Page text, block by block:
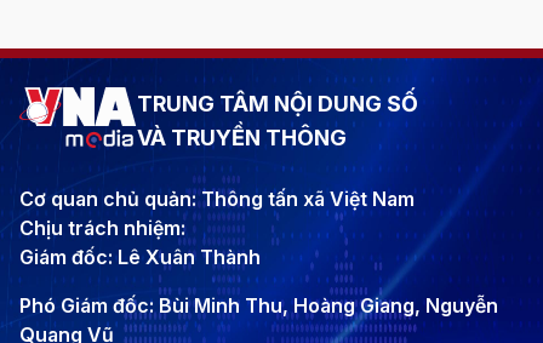
TRUNG TÂM NỘI DUNG SỐ
VÀ TRUYỀN THÔNG
Cơ quan chủ quản: Thông tấn xã Việt Nam
Chịu trách nhiệm:
Giám đốc: Lê Xuân Thành
Phó Giám đốc: Bùi Minh Thu, Hoàng Giang, Nguyễn
Quang Vũ